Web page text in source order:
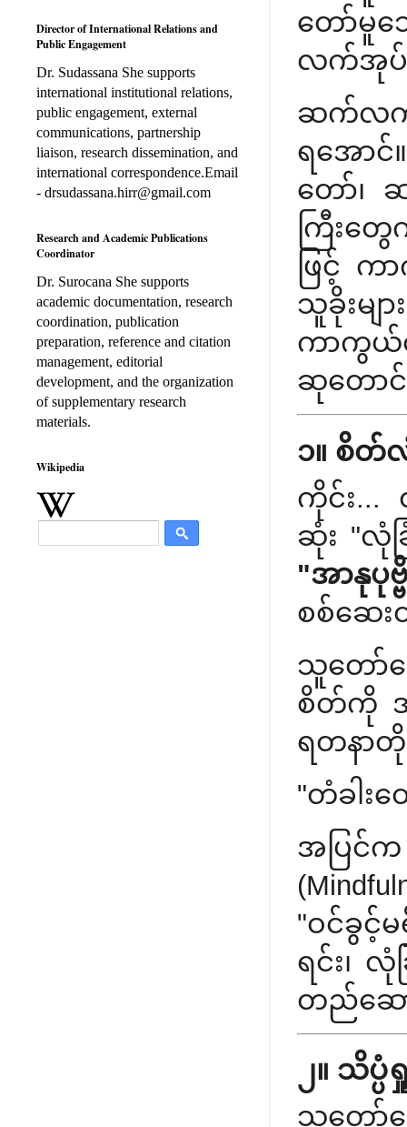
တော်မူ
လက်အုပ်
ဆက်လက်ပ
ရအောင်
တော်၊
ကြီးတွေ
ဖြင့်
သူခိုးမျ
ကာကွယ်ထိ
ဆုတော
၁။ စိတ်လုံ
ကိုင်း...
ဆုံး "လုံခ
"အာနုပု
စစ်ဆေ
သူတော်
စိတ်ကို အ
ရတနာတို
"တံခါး
အပြင်
"ဝင်ခွင့်
ရင်း၊
တည်ဆေ
၂။ သိပ္
သူတေ
Director of International Relations and
Public Engagement
Dr. Sudassana She supports
international institutional relations,
public engagement, external
communications, partnership
liaison, research dissemination, and
international correspondence.Email
- drsudassana.hirr@gmail.com
Research and Academic Publications
Coordinator
Dr. Surocana She supports
academic documentation, research
coordination, publication
preparation, reference and citation
management, editorial
development, and the organization
of supplementary research
materials.
Wikipedia